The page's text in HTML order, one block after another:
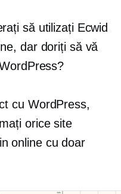
să utilizați Ecwid
dar doriți să vă
cu WordPress,
orice site
online cu doar